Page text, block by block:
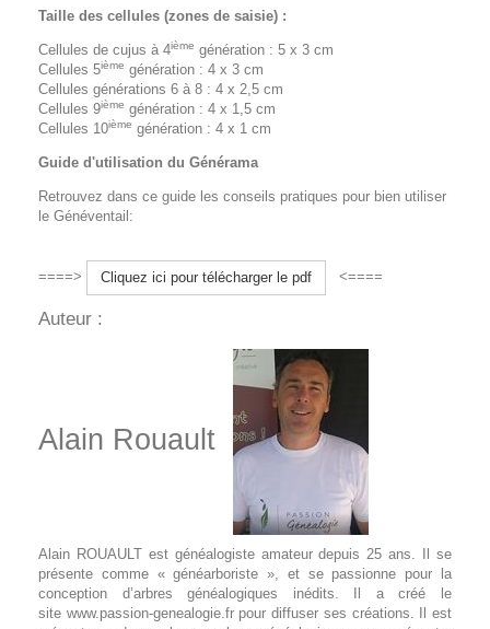
Taille des cellules (zones de saisie) :
Cellules de cujus à 4ième génération : 5 x 3 cm
Cellules 5ième génération : 4 x 3 cm
Cellules générations 6 à 8 : 4 x 2,5 cm
Cellules 9ième génération : 4 x 1,5 cm
Cellules 10ième génération : 4 x 1 cm
Guide d'utilisation du Générama
Retrouvez dans ce guide les conseils pratiques pour bien utiliser
le Généventail:
====> Cliquez ​​ici pour télécharger le pdf <====
Auteur :
Alain Rouault
Alain ROUAULT est généalogiste amateur depuis 25 ans. Il se
présente comme « généarboriste », et se passionne pour la
conception d’arbres généalogiques inédits. Il a créé le
site www.passion-genealogie.fr pour diffuser ses créations. Il est